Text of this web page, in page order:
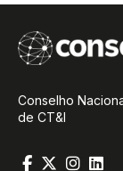
Conselho
de CT&I